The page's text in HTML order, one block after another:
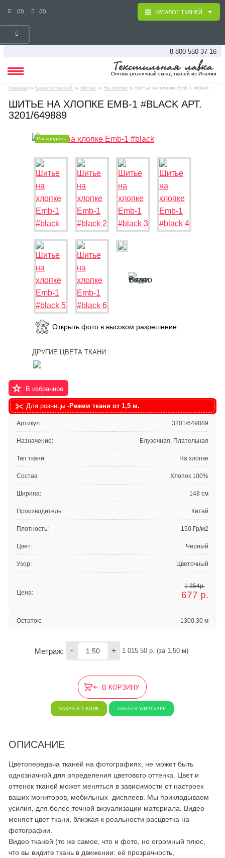
(0) (0)
8 800 550 37 16
Оптово-розничный склад тканей из Италии
Главная » Каталог тканей » Шитье » На хлопке » Шитье на хлопке Emb-1 #black
КАТАЛОГ ТКАНЕЙ
ШИТЬЕ НА ХЛОПКЕ EMB-1 #BLACK АРТ.
3201/649889
Распродажа
Открыть фото в высоком разрешение
ДРУГИЕ ЦВЕТА ТКАНИ
В избранное
Для розницы -Режем ткани от 1,5 м.
Артикул: 3201/649889
Назначение: Блузочная, Плательная
Тип ткани: На хлопке
Состав: Хлопок 100%
Ширина: 148 см
Производитель: Китай
Плотность: 150 Гр/м2
Цвет: Черный
Узор: Цветочный
Цена:
1 354р.
677 р.
Остаток: 1300.30 м
Метраж: - + 1 015.50 р. (за 1.50 м)
В КОРЗИНУ
ЗАКАЗ В 1 КЛИК ЗАКАЗ В WHATSAPP
ОПИСАНИЕ
Цветопередача тканей на фотографиях, не может быть
однозначной для определения цветового оттенка. Цвет и
оттенок тканей может меняться в зависимости от настроек
ваших мониторов, мобильных дисплеев. Мы прикладываем
усилия, для более точной визуализации материала. Видео
меняет цвет ткани, близкая к реальности расцветка на
фотографии.
Видео тканей (то же самое, что и фото, но огромный плюс,
что вы видите ткань в движении: её прозрачность,